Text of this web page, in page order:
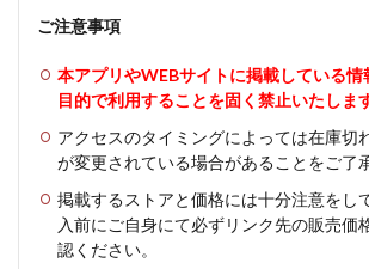
ご注意事項
本アプリやWEBサイトに掲載している
目的で利用することを固く禁止いたします
アクセスのタイミングによっては在庫切
が変更されている場合があることをご了
掲載するストアと価格には十分注意をし
入前にご自身にて必ずリンク先の販売価
認ください。